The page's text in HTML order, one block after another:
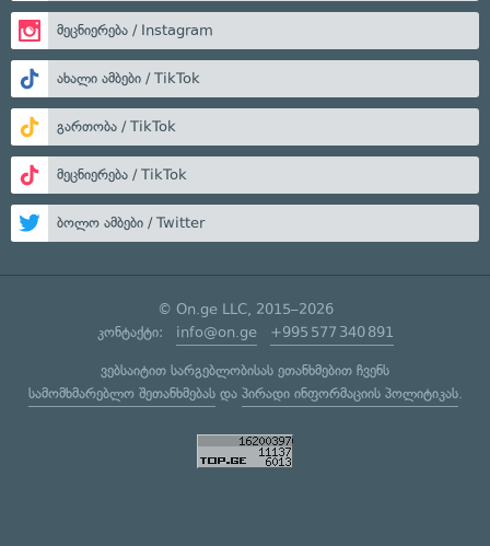
მეცნიერება / Instagram
ახალი ამბები / TikTok
გართობა / TikTok
მეცნიერება / TikTok
ბოლო ამბები / Twitter
© On.ge LLC, 2015–2026
კონტაქტი: info@on.ge +995 577 340 891
ვებსაიტით სარგებლობისას ეთანხმებით ჩვენს
სამომხმარებლო შეთანხმებასდა პირადი ინფორმაციის პოლიტიკას.